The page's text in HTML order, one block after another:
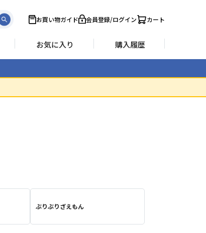
お買い物ガイド 会員登録/ログイン カート
お気に入り 購入履歴
ぶりぶりざえもん